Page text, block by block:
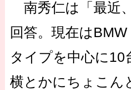
南秀仁は「最近
回答。現在は
タイプを中心に
横とかにちょこん